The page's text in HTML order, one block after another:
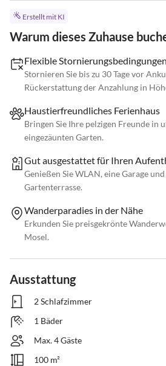
Erstellt mit KI
Warum dieses Zuhause
Flexible Stornierungsbedingungen
Stornieren Sie bis zu 30 Tage vor
Rückerstattung der Anzahlung in
Haustierfreundliches Ferienhaus
Bringen Sie Ihre pelzigen Freunde in
eingezäunten Garten.
Gut ausgestattet für Ihren
Genießen Sie WLAN, eine Garage
Gartenterrasse.
Wanderparadies in der Nähe
Erkunden Sie preisgekrönte
Mosel.
Ausstattung
2 Schlafzimmer
1 Bäder
Max. 4 Gäste
100 m²